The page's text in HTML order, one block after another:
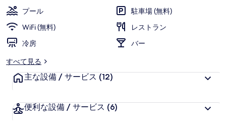
リ
ー
プール
駐車場 (無料)
WiFi (無料)
レストラン
冷房
バー
すべて見る
主な設備 / サービス (12)
便利な設備 / サービス (6)